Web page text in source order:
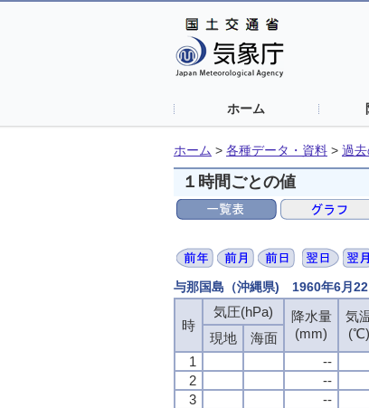
ホーム
ホーム > 各種データ・資料 > 過
１時間ごとの値
与那国島（沖縄県) 1960年6月
時
気圧(hPa)
降水量
(mm)
気
(℃)
現地 海面
1
--
2
--
3
--